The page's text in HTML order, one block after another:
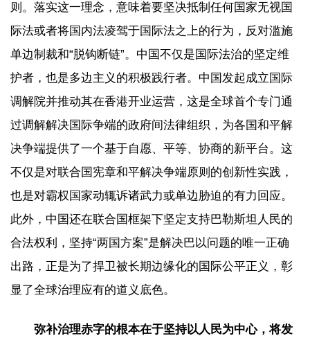
则。落实这一理念，意味着要坚决抵制任何国家无视国
际法或者将国内法凌驾于国际法之上的行为，反对滥施
单边制裁和“脱钩断链”。中国不仅是国际法治的坚定维
护者，也是多边主义的积极践行者。中国发起成立国际
调解院并推动其在香港开业运营，这是全球首个专门通
过调解解决国际争端的政府间法律组织，为各国和平解
决争端提供了一个基于自愿、平等、协商的新平台。这
不仅是对联合国宪章和平解决争端原则的创新性实践，
也是对霸权国家动辄诉诸武力或单边胁迫的有力回应。
此外，中国还在联合国框架下坚定支持巴勒斯坦人民的
合法权利，坚持“两国方案”是解决巴以问题的唯一正确
出路，正是为了捍卫被长期边缘化的国际公平正义，彰
显了全球治理应有的道义底色。
弥补治理赤字的根本在于坚持以人民为中心，将发